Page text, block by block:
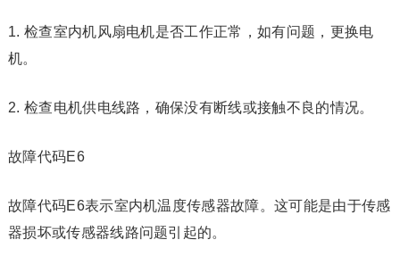
1. 检查室内机风扇电机是否工作正常，如有问题，更换电
机。
2. 检查电机供电线路，确保没有断线或接触不良的情况。
故障代码E6
故障代码E6表示室内机温度传感器故障。这可能是由于传感
器损坏或传感器线路问题引起的。